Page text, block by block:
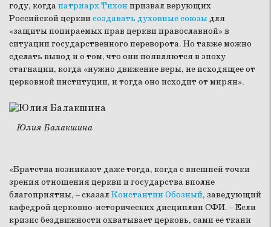
году, когдапатриарх Тихонпризвал верующих
Российской церквисоздавать духовные союзыдля
«защиты попираемых прав церкви православной» в
ситуации государственного переворота. Но также можно
сделать вывод и о том, что они появляются в эпоху
стагнации, когда «нужно движение веры, не исходящее от
церковной институции, и тогда оно исходит от мирян».
Юлия Балакшина
«Братства возникают даже тогда, когда с внешней точки
зрения отношения церкви и государства вполне
благоприятны, – сказалКонстантин Обозный, заведующий
кафедрой церковно-исторических дисциплин СФИ. – Если
кризис бездвижности охватывает церковь, сами ее ткани